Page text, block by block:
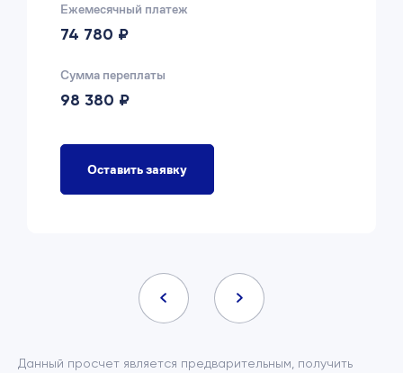
Ежемесячный платеж
74 780 ₽
Сумма переплаты
98 380 ₽
Оставить заявку
Данный просчет является предварительным, получить